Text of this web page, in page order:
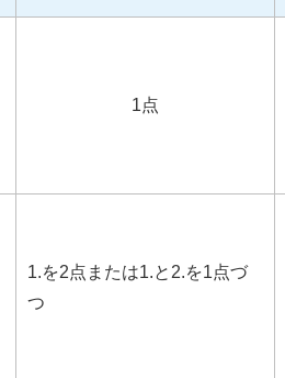
1点
1.を2点または1.と2.を1点づ
つ